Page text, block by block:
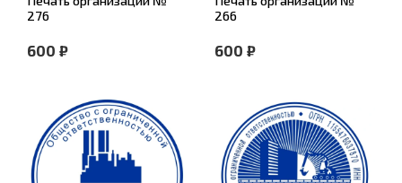
276
600 ₽
266
600 ₽